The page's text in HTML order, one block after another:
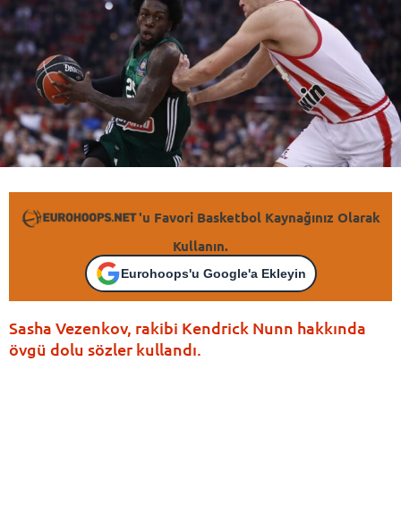
'u Favori Basketbol Kaynağınız Olarak
Kullanın.
Eurohoops'u Google'a Ekleyin
Sasha Vezenkov, rakibi Kendrick Nunn hakkında
övgü dolu sözler kullandı.